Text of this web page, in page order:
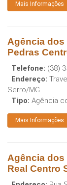
Mais Informações
Agência dos
Pedras
Telefone: (38)
Endereço:
Serro/MG
Tipo: Agência
Mais Informações
Agência dos
Real Centro